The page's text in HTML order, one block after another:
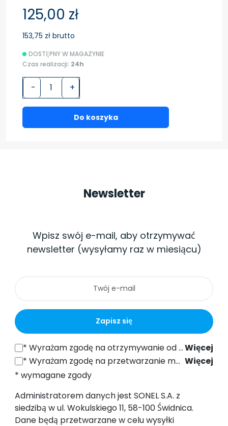
125,00 zł
153,75 zł brutto
DOSTĘPNY W MAGAZYNIE
Czas realizacji: 24h
- +
Do koszyka
Newsletter
Wpisz swój e-mail, aby otrzymywać
newsletter (wysyłamy raz w miesiącu)
Zapisz się
*Wyrażam zgodę na otrzymywanie od SONEL S.A. z siedzibą w ul. Wokulskiego 11, 58-100 Świdnica informacji handlowych drogą elektroniczną (na podany adres e-mail) w celach marketingowych, zgodnie z art. 398 ustawy z dnia 12 lipca 2024 r. Prawo Komunikacji Elektronicznej. Więcej
*Wyrażam zgodę na przetwarzanie moich danych osobowych (adres e-mail) przez SONEL S.A. z siedzibą w ul. Wokulskiego 11, 58-100 Świdnica, w celu wysyłki newslettera zawierającego informacje handlowe i marketingowe, zgodnie z art. 6 ust. 1 lit. a) Ogólnego Rozporządzenia o Ochronie Danych (RODO).
Więcej
* wymagane zgody
Administratorem danych jest SONEL S.A. z
siedzibą w ul. Wokulskiego 11, 58-100 Świdnica.
Dane będą przetwarzane w celu wysyłki